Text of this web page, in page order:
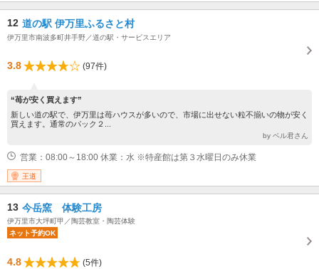
12 道の駅 伊万里ふるさと村
伊万里市南波多町井手野／道の駅・サービスエリア
3.8 (97件)
“苺が安く買えます”
新しい道の駅で、伊万里は苺ハウスが多いので、市場に出せない粒不揃いの物が安く
買えます。通常のパック２...
by ベル君さん
営業：08:00～18:00 休業：水 ※特産館は第３水曜日のみ休業
王道
13 今岳窯 体験工房
伊万里市大坪町甲／陶芸教室・陶芸体験
ネット予約OK
4.8
(5件)